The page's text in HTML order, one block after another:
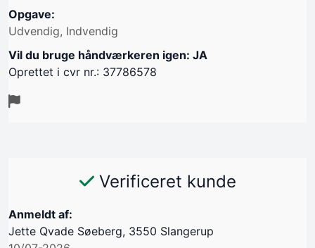
Opgave:
Udvendig, Indvendig
Vil du bruge håndværkeren igen: JA
Oprettet i cvr nr.: 37786578
Verificeret kunde
Anmeldt af:
Jette Qvade Søeberg, 3550 Slangerup